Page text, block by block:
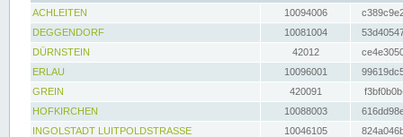
ACHLEITEN
10094006
DEGGENDORF
10081004
DÜRNSTEIN
42012
ERLAU
10096001
GREIN
420091
HOFKIRCHEN
10088003
INGOLSTADT LUITPOLDSTRASSE
10046105